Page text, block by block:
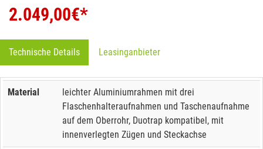
2.049,00€*
Technische Details Leasinganbieter
Material
leichter Aluminiumrahmen mit drei
Flaschenhalteraufnahmen und Taschenaufnahme
auf dem Oberrohr, Duotrap kompatibel, mit
innenverlegten Zügen und Steckachse